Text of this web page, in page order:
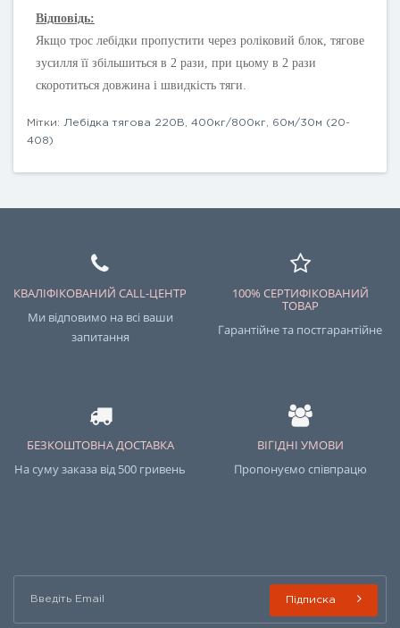
Відповідь:
Якщо трос лебідки пропустити через роліковий блок, тягове
зусилля її збільшиться в 2 рази, при цьому в 2 рази
скоротиться довжина і швидкість тяги.
Мітки: Лебідка тягова 220В 400кг/800кг
60м/30м (20-
408)
КВАЛІФІКОВАНИЙ CALL-ЦЕНТР
Ми відповимо на всі ваши
запитання
100% СЕРТИФІКОВАНИЙ
ТОВАР
Гарантійне та постгарантійне
БЕЗКОШТОВНА ДОСТАВКА
На суму заказа від 500 гривень
ВІГІДНІ УМОВИ
Пропонуємо співпрацю
Підписка